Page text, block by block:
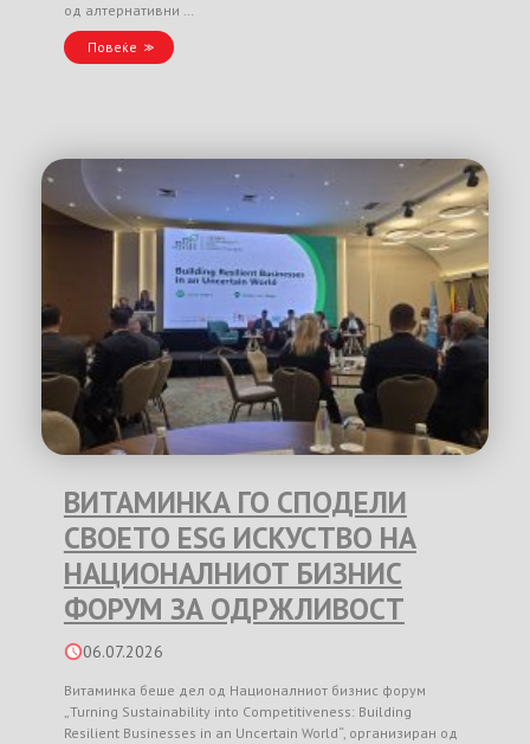
од алтернативни …
Повеќе
ВИТАМИНКА ГО СПОДЕЛИ
СВОЕТО ESG ИСКУСТВО НА
НАЦИОНАЛНИОТ БИЗНИС
ФОРУМ ЗА ОДРЖЛИВОСТ
06.07.2026
Витаминка беше дел од Националниот бизнис форум
„Turning Sustainability into Competitiveness: Building
Resilient Businesses in an Uncertain World“, организиран од